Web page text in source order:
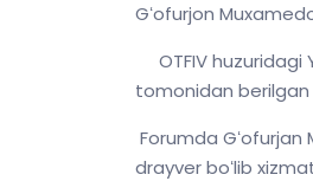
Gʻofurjon
OTFIV huzuridagi
tomonidan berilgan
Forumda
drayver boʻlib